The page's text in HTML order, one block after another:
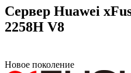
Сервер Huawei
2258H V8
Новое поколение